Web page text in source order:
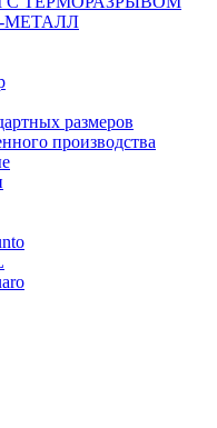
МЕТАЛЛ
размеров
производства